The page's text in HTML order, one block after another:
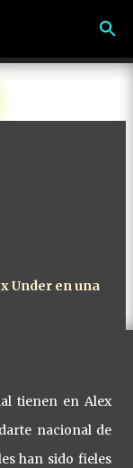
Under en una
tienen en Alex
nacional de
han sido fieles